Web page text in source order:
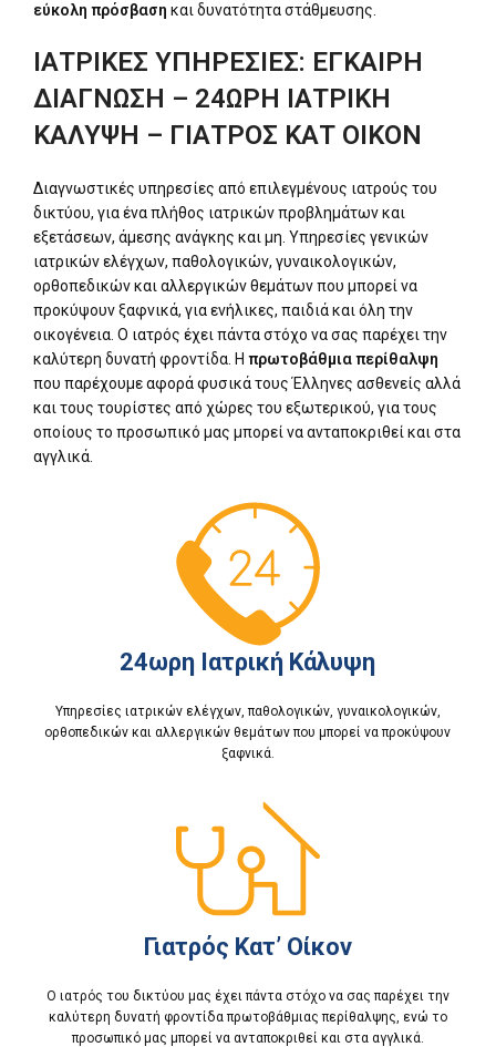
εύκολη πρόσβαση και δυνατότητα στάθμευσης.
ΙΑΤΡΙΚΕΣ ΥΠΗΡΕΣΙΕΣ: ΕΓΚΑΙΡΗ
ΔΙΑΓΝΩΣΗ – 24ΩΡΗ ΙΑΤΡΙΚΗ
ΚΑΛΥΨΗ – ΓΙΑΤΡΟΣ ΚΑΤ ΟΙΚΟΝ
Διαγνωστικές υπηρεσίες από επιλεγμένους ιατρούς του
δικτύου, για ένα πλήθος ιατρικών προβλημάτων και
εξετάσεων, άμεσης ανάγκης και μη. Υπηρεσίες γενικών
ιατρικών ελέγχων, παθολογικών, γυναικολογικών,
ορθοπεδικών και αλλεργικών θεμάτων που μπορεί να
προκύψουν ξαφνικά, για ενήλικες, παιδιά και όλη την
οικογένεια. Ο ιατρός έχει πάντα στόχο να σας παρέχει την
καλύτερη δυνατή φροντίδα. Η πρωτοβάθμια περίθαλψη
που παρέχουμε αφορά φυσικά τους Έλληνες ασθενείς αλλά
και τους τουρίστες από χώρες του εξωτερικού, για τους
οποίους το προσωπικό μας μπορεί να ανταποκριθεί και στα
αγγλικά.
24ωρη Ιατρική Κάλυψη
Υπηρεσίες ιατρικών ελέγχων, παθολογικών, γυναικολογικών,
ορθοπεδικών και αλλεργικών θεμάτων που μπορεί να προκύψουν
ξαφνικά.
Γιατρός Κατ’ Οίκον
Ο ιατρός του δικτύου μας έχει πάντα στόχο να σας παρέχει την
καλύτερη δυνατή φροντίδα πρωτοβάθμιας περίθαλψης, ενώ το
προσωπικό μας μπορεί να ανταποκριθεί και στα αγγλικά.